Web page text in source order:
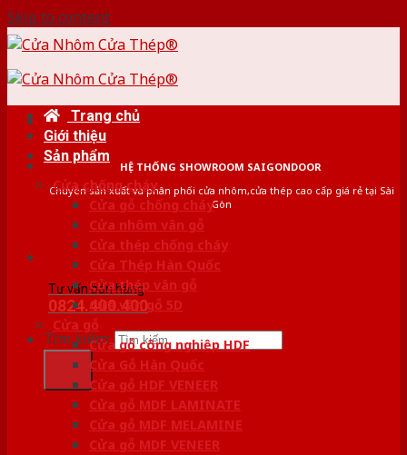
Skip to content
HỆ THỐNG SHOWROOM SAIGONDOOR
Chuyên sản xuất và phân phối cửa nhôm,cửa thép cao cấp giá rẻ tại Sài
Gòn
Tư vấn bán hàng
0824.400.400
Tìm kiếm:
Trang chủ
Giới thiệu
Sản phẩm
Cửa chống cháy
Cửa gỗ chống cháy
Cửa nhôm vân gỗ
Cửa thép chống cháy
Cửa Thép Hàn Quốc
Cửa thép vân gỗ
Cửa vân gỗ 5D
Cửa gỗ
Cửa gỗ công nghiệp HDF
Cửa Gỗ Hàn Quốc
Cửa gỗ HDF VENEER
Cửa gỗ MDF LAMINATE
Cửa gỗ MDF MELAMINE
Cửa gỗ MDF VENEER